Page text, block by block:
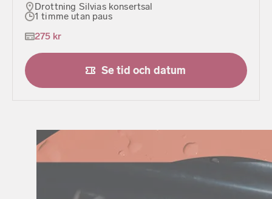
Drottning Silvias konsertsal
1 timme utan paus
275 kr
Se tid och datum